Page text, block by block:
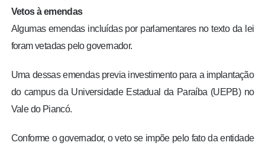
Vetos à emendas
Algumas emendas incluídas por parlamentares no texto da lei
foram vetadas pelo governador.
Uma dessas emendas previa investimento para a implantação
do campus da Universidade Estadual da Paraíba (UEPB) no
Vale do Piancó.
Conforme o governador, o veto se impõe pelo fato da entidade